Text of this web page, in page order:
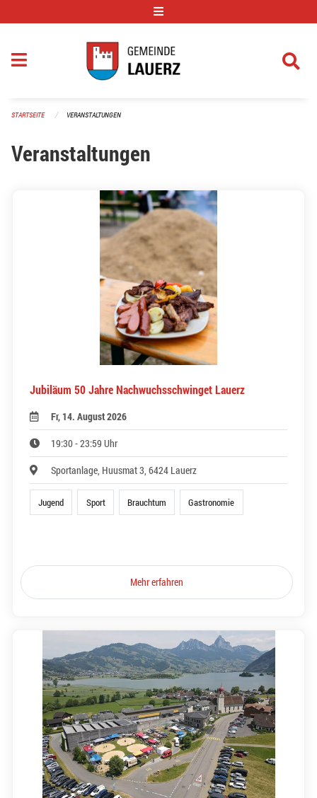
STARTSEITE VERANSTALTUNGEN
Veranstaltungen
Jubiläum 50 Jahre Nachwuchsschwinget Lauerz
Fr, 14. August 2026
19:30 - 23:59 Uhr
Sportanlage, Huusmat 3, 6424 Lauerz
Jugend Sport Brauchtum Gastronomie
Mehr erfahren